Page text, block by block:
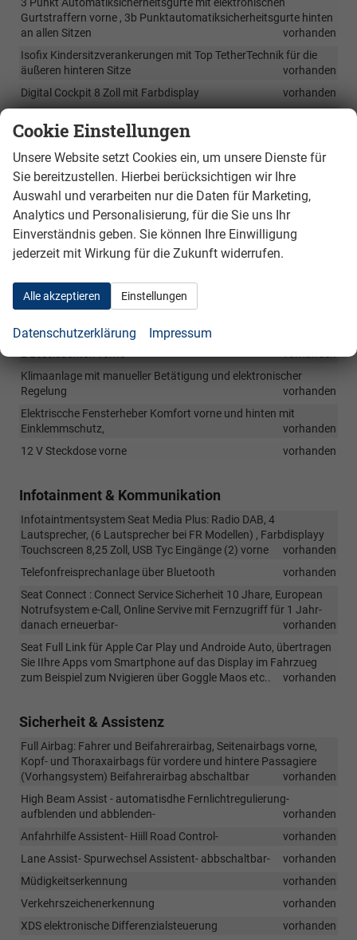
Gurtstraffern vorne , 3b Punktautomatiksicherheitsgurte hinten
an allen Sitzen
vorhanden
Isofix Kindersitzverankerungen mit Top TetherTechnik für die
äußeren hinteren Sitze
vorhanden
Digital Cockpit 8 Zoll mit Farbdisplay
vorhanden
MF- Lenkrad mit Radio-und Telefonbedienung
Dachhimmel grau
vorhanden
Gepäckraumnabdeckung abnehmbar
vorhanden
Handbremsgriff aus Kunststoff
vorhanden
Dekoreinlagen für innere Türleisten und Armaturentafel in Stone
Blue Haptic & Black
vorhanden
Sonnenblenden für Fahrer und Beifahrer
Komfortsitze vorne, Fahrersitz höhenverstellbar
Luftdüsenumrandung in Senfgelb lackiert
Fenstereinfasssungen schwarz
Klimaanlage mit manueller Betätigung und elektronischer
Regelung
vorhanden
Elektriscche Fensterheber Komfort vorne und hinten mit
Einklemmschutz,
vorhanden
12 V Steckdose vorne
vorhanden
Infotainment & Kommunikation
Infotaintmentsystem Seat Media Plus: Radio DAB, 4
Lautsprecher, (6 Lautsprecher bei FR Modellen) , Farbdisplayy
Touchscreen 8,25 Zoll, USB Tyc Eingänge (2) vorne
vorhanden
Telefonfreisprechanlage über Bluetooth
vorhanden
Seat Connect : Connect Service Sicherheit 10 Jhare, European
Notrufsystem e-Call, Online Servive mit Fernzugriff für 1 Jahr-
danach erneuerbar-
vorhanden
Seat Full Link für Apple Car Play und Androide Auto, übertragen
Sie IIhre Apps vom Smartphone auf das Display im Fahrzueg
zum Beispiel zum Nvigieren über Goggle Maos etc..
vorhanden
Sicherheit & Assistenz
Full Airbag: Fahrer und Beifahrerairbag, Seitenairbags vorne,
Kopf- und Thoraxairbags für vordere und hintere Passagiere
(Vorhangsystem) Beifahrerairbag abschaltbar
vorhanden
High Beam Assist - automatisdhe Fernlichtregulierung-
aufblenden und abblenden-
vorhanden
Anfahrhilfe Assistent- Hiill Road Control-
vorhanden
Lane Assist- Spurwechsel Assistent- abbschaltbar-
vorhanden
Müdigkeitserkennung
vorhanden
Verkehrszeichenerkennung
vorhanden
XDS elektronische Differenzialsteuerung
vorhanden
Cookie Einstellungen
Unsere Website setzt Cookies ein, um unsere Dienste für
Sie bereitzustellen. Hierbei berücksichtigen wir Ihre
Auswahl und verarbeiten nur die Daten für Marketing,
Analytics und Personalisierung, für die Sie uns Ihr
Einverständnis geben. Sie können Ihre Einwilligung
jederzeit mit Wirkung für die Zukunft widerrufen.
Alle akzeptieren Einstellungen
Datenschutzerklärung Impressum